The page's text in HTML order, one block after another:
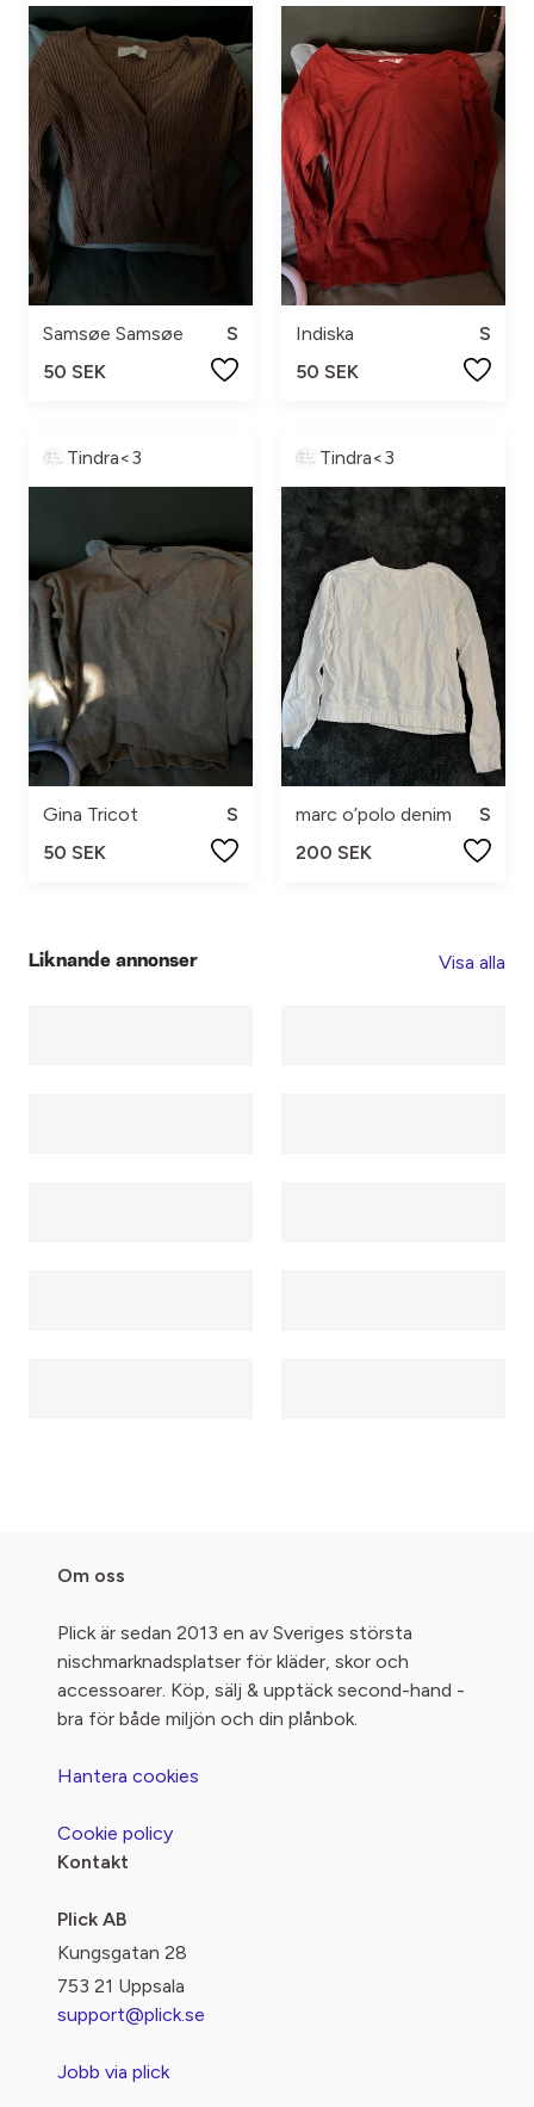
Samsøe Samsøe
S
50 SEK
Indiska
S
50 SEK
Tindra<3
Gina Tricot
S
50 SEK
Tindra<3
marc o’polo denim
S
200 SEK
Liknande annonser Visa alla
Om oss
Plick är sedan 2013 en av Sveriges största
nischmarknadsplatser för kläder, skor och
accessoarer. Köp, sälj & upptäck second-hand -
bra för både miljön och din plånbok.
Hantera cookies
Cookie policy
Kontakt
Plick AB
Kungsgatan 28
753 21 Uppsala
support@plick.se
Jobb via plick